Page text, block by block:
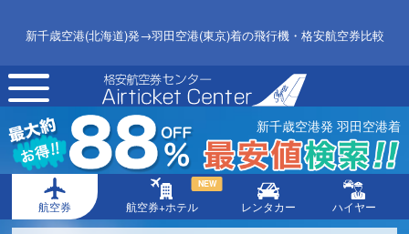
新千歳空港(北海道)発→羽田空港(東京)着の飛行機・格安航空券比較
toggle
navigation
新千歳空港発 羽田空港着
航空券 航空券+ホテル
NEW
レンタカー ハイヤー